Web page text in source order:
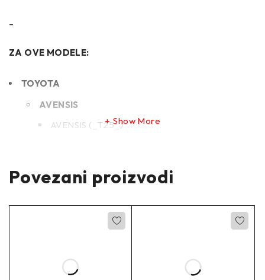
–
ZA OVE MODELE:
TOYOTA
AVENSIS
AVENSIS (_T25_)Show More
Povezani proizvodi